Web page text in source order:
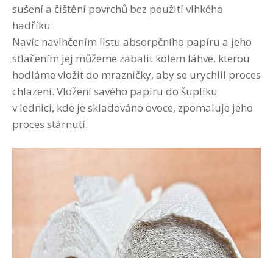
sušení a čištění povrchů bez použití vlhkého
hadříku.
Navíc navlhčením listu absorpčního papíru a jeho
stlačením jej můžeme zabalit kolem láhve, kterou
hodláme vložit do mrazničky, aby se urychlil proces
chlazení. Vložení savého papíru do šuplíku
v lednici, kde je skladováno ovoce, zpomaluje jeho
proces stárnutí.